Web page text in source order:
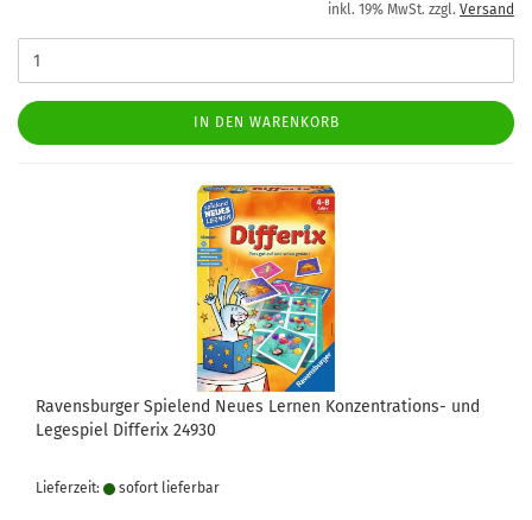
inkl. 19% MwSt. zzgl. Versand
IN DEN WARENKORB
Ravensburger Spielend Neues Lernen Konzentrations- und
Legespiel Differix 24930
Lieferzeit: sofort lie­fer­bar